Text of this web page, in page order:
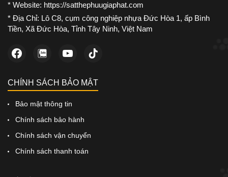
* Website: https://satthephuugiaphat.com
* Địa Chỉ: Lô C8, cụm công nghiệp nhựa Đức Hòa 1, ấp Bình
Tiền, Xã Đức Hòa, Tỉnh Tây Ninh, Việt Nam
CHÍNH SÁCH BẢO MẬT
Bảo mật thông tin
Chính sách bảo hành
Chính sách vận chuyển
Chính sách thanh toán